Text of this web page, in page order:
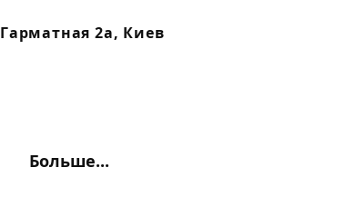
Гарматная 2а, Киев
Больше...